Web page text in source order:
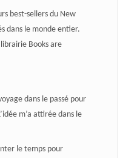
best-sellers du New
dans le monde entier.
Books are
dans le passé pour
m’a attirée dans le
le temps pour